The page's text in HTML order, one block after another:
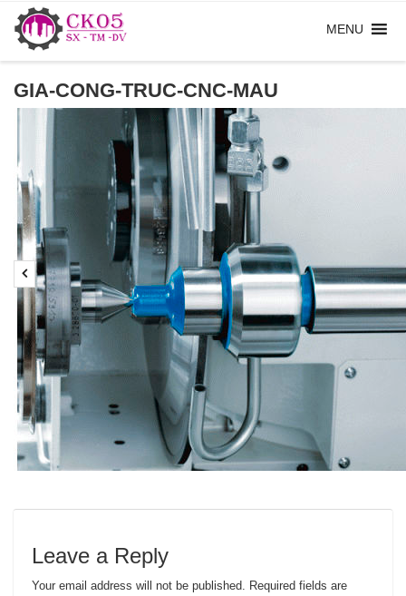
GIA-CONG-TRUC-CNC-MAU
Leave a Reply
Your email address will not be published. Required fields are